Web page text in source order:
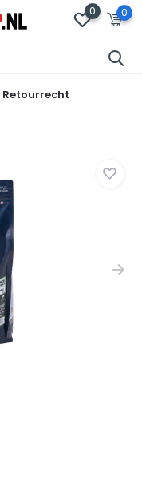
0 0
Retourrecht